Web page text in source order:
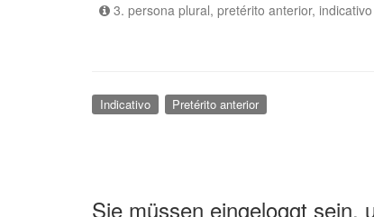
3. persona plural, pretérito anterior, indicativo
Indicativo Pretérito anterior
Sie müssen eingeloggt sein,